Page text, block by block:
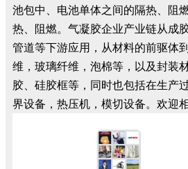
池包中、电池单体之间的隔热、阻
热、阻燃。气凝胶企业产业链从成
管道等下游应用，从材料的前驱体
维，玻璃纤维，泡棉等，以及封装
胶、硅胶框等，同时也包括在生产
界设备，热压机，模切设备。欢迎